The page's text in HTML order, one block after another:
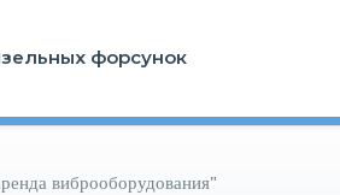
форсунок
виброоборудования"